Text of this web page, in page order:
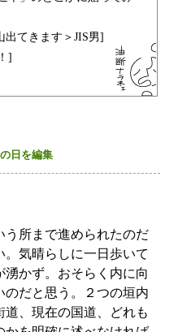
出てきます＞JIS男]
]
日を編集
う所まで進められたのだ
気晴らしに一日歩いて
かず。おそらく内に向
だと思う。２つの垣内
道、現在の国道、どれも